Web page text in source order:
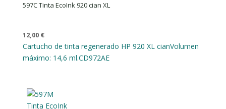
597C Tinta EcoInk 920 cian XL
12,00 €
Cartucho de tinta regenerado HP 920 XL cianVolumen
máximo: 14,6 ml.CD972AE